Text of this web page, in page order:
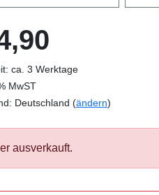
ca. 3 Werktage
MwST
Deutschland (ändern)
ausverkauft.